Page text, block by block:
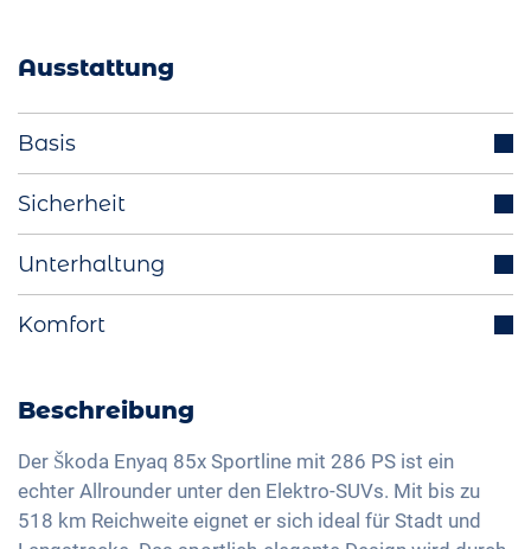
Ausstattung
Basis
Aussenspiegel elektrisch einklappbar
Multifunktionslenkrad
Fahrmodiauswahl (z.B. Eco, Sport, Normal)
Wärmepumpe
LED-Rückleuchten
Licht- und Regensensor
Aussenspiegel elektrisch verstellbar
Sicherheit
Spurhalteassistent
Kurvenlicht
Head-Up Display
Fernlichtassistent
Unterhaltung
Freisprechanlage
Soundsystem
Sprachsteuerung
Apple Car Play
Komfort
Aktive Einparkhilfe
Panoramadach
Elektrische Sitzverstellung
3-Zonen Klimaautomatik
Beschreibung
Der Škoda Enyaq 85x Sportline mit 286 PS ist ein
echter Allrounder unter den Elektro-SUVs. Mit bis zu
518 km Reichweite eignet er sich ideal für Stadt und